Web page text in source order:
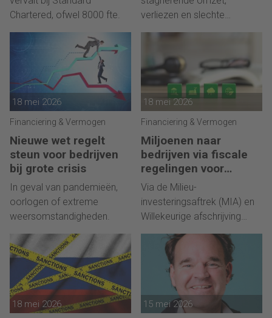
Chartered, ofwel 8000 fte.
verliezen en slechte
18 mei 2026
Financiering & Vermogen
Nieuwe wet regelt
steun voor bedrijven
bij grote crisis
In geval van pandemieën,
oorlogen of extreme
weersomstandigheden.
18 mei 2026
Financiering & Vermogen
Miljoenen naar
bedrijven via fiscale
regelingen voor
milieu-investeringen
Via de Milieu-
investeringsaftrek (MIA) en
Willekeurige afschrijving
milieu-investeringen (Vamil).
18 mei 2026 15 mei 2026